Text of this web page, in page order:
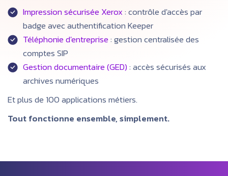
Impression sécurisée Xerox: contrôle d'accès par
badge avec authentification Keeper
Téléphonie d'entreprise: gestion centralisée des
comptes SIP
Gestion documentaire (GED): accès sécurisés aux
archives numériques
Et plus de 100 applications métiers.
Tout fonctionne ensemble, simplement.